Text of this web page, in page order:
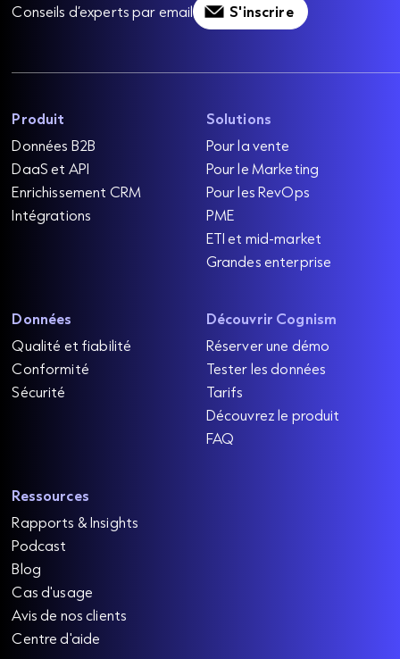
Conseils d’experts par email S'inscrire
Produit
Données B2B
DaaS et API
Enrichissement CRM
Intégrations
Solutions
Pour la vente
Pour le Marketing
Pour les RevOps
PME
ETI et mid-market
Grandes enterprise
Données
Qualité et fiabilité
Conformité
Sécurité
Découvrir Cognism
Réserver une démo
Tester les données
Tarifs
Découvrez le produit
FAQ
Ressources
Rapports & Insights
Podcast
Blog
Cas d'usage
Avis de nos clients
Centre d'aide